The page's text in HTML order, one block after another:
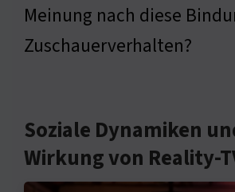
Meinung nach diese
Zuschauerverhalten?
Soziale Dynamiken
Wirkung von Reality-